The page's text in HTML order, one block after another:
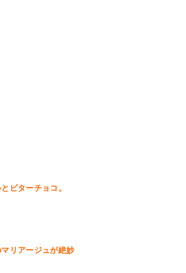
ビターチョコ。
アージュが絶妙